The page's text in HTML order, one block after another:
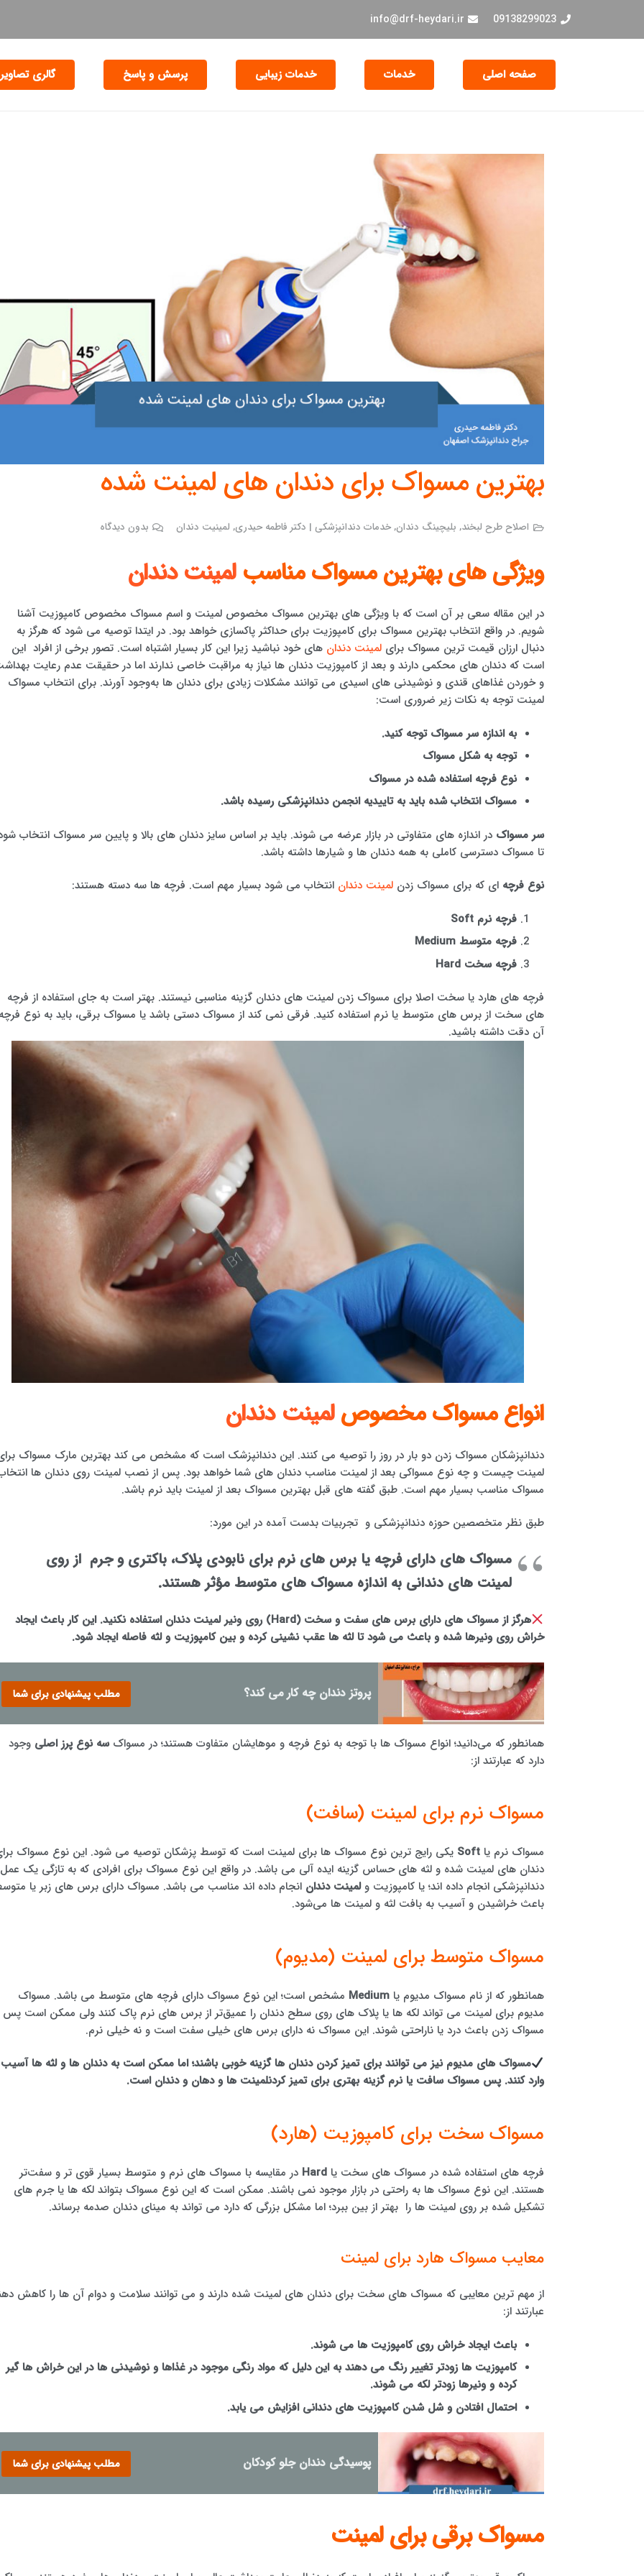
09138299023
info@drf-heydari.ir
صفحه اصلی خدمات خدمات زیبایی پرسش و پاسخ گالری تصاویر
بهترین مسواک برای دندان های لمینت شده
اصلاح طرح لبخند, بلیچینگ دندان,خدمات دندانپزشکی | دکتر فاطمه حیدری, لمینیت دندان بدون دیدگاه
ویژگی های بهترین مسواک مناسب لمینت دندان
در این مقاله سعی بر آن است که با ویژگی های بهترین مسواک مخصوص لمینت و اسم مسواک مخصوص کامپوزیت آشنا
شویم. در واقع انتخاب بهترین مسواک برای کامپوزیت برای حداکثر پاکسازی خواهد بود. در ایتدا توصیه می شود که هرگز به
دنبال ارزان قیمت ترین مسواک برایلمینت دندان های خود نباشید زیرا این کار بسیار اشتباه است. تصور برخی از افراد این
است که دندان های محکمی دارند و بعد از کامپوزیت دندان ها نیاز به مراقبت خاصی ندارند اما در حقیقت عدم رعایت
و خوردن غذاهای قندی و نوشیدنی های اسیدی می توانند مشکلات زیادی برای دندان ها به‌وجود آورند. برای انتخاب مسواک
لمینت توجه به نکات زیر ضروری است:
به اندازه سر مسواک توجه کنید.
توجه به شکل مسواک
نوع فرچه استفاده شده در مسواک
مسواک انتخاب شده باید به تاییدیه انجمن دندانپزشکی رسیده باشد.
سر مسواک در اندازه های متفاوتی در بازار عرضه می شوند. باید بر اساس سایز دندان های بالا و پایین سر مسواک انتخاب
تا مسواک دسترسی کاملی به همه دندان ها و شیارها داشته باشد.
نوع فرچه ای که برای مسواک زدنلمینت دندان انتخاب می شود بسیار مهم است. فرچه ها سه دسته هستند:
فرچه نرم Soft
فرچه متوسط Medium
فرچه سخت Hard
فرچه های هارد یا سخت اصلا برای مسواک زدن لمینت های دندان گزینه مناسبی نیستند. بهتر است به جای استفاده از فرچه
های سخت از برس های متوسط یا نرم استفاده کنید. فرقی نمی کند از مسواک دستی باشد یا مسواک برقی، باید به نوع
آن دقت داشته باشید.
انواع مسواک مخصوصلمینت دندان
دندانپزشکان مسواک زدن دو بار در روز را توصیه می کنند. این دندانپزشک است که مشخص می کند بهترین مارک مسواک
لمینت چیست و چه نوع مسواکی بعد از لمینت مناسب دندان های شما خواهد بود. پس از نصب لمینت روی دندان ها
مسواک مناسب بسیار مهم است. طبق گفته های قبل بهترین مسواک بعد از لمینت باید نرم باشد.
طبق نظر متخصصین حوزه دندانپزشکی و تجربیات بدست آمده در این مورد:
مسواک های دارای فرچه یا برس های نرم برای نابودی پلاک، باکتری و جرم از روی
لمینت های دندانی به اندازه مسواک های متوسط مؤثر هستند.
هرگز از مسواک های دارای برس های سفت و سخت (Hard) روی ونیر لمینت دندان استفاده نکنید. این کار باعث ایجاد
خراش روی ونیرها شده و باعث می شود تا لثه ها عقب نشینی کرده و بین کامپوزیت و لثه فاصله ایجاد شود.
پروتز دندان چه کار می کند؟ مطلب پیشنهادی برای شما
همانطور که می‌دانید؛ انواع مسواک ها با توجه به نوع فرچه و موهایشان متفاوت هستند؛ در مسواک سه ​​نوع پرز اصلی وجود
دارد که عبارتند از:
مسواک نرم برای لمینت (سافت)
مسواک نرم یاSoft یکی رایج ترین نوع مسواک ها برای لمینت است که توسط پزشکان توصیه می شود. این نوع مسواک
دندان های لمینت شده و لثه های حساس گزینه ایده آلی می باشد. در واقع این نوع مسواک برای افرادی که به تازگی یک عمل
دندانپزشکی انجام داده اند؛ یا کامپوزیت ولمینت دندان انجام داده اند مناسب می باشد. مسواک دارای برس های زبر یا
باعث خراشیدن و آسیب به بافت لثه و لمینت ها می‌شود.
مسواک متوسط برای لمینت (مدیوم)
همانطور که از نام مسواک مدیوم یاMedium مشخص است؛ این نوع مسواک دارای فرچه های متوسط می باشد. مسواک
مدیوم برای لمینت ​​می تواند لکه ها یا پلاک های روی سطح دندان را عمیق‌تر از برس های نرم پاک کنند ولی ممکن است پس
مسواک زدن باعث درد یا ناراحتی شوند. این مسواک نه دارای برس های خیلی سفت است و نه خیلی نرم.
مسواک های مدیوم نیز می توانند برای تمیز کردن دندان ها گزینه خوبی باشند؛ اما ممکن است به دندان ها و لثه ها آسیب
وارد کنند. پس مسواک سافت یا نرم گزینه بهتری برای تمیز کردنلمینت ها و دهان و دندان است.
مسواک سخت برای کامپوزیت (هارد)
فرچه های استفاده شده در مسواک های سخت یاHard در مقایسه با مسواک های نرم و متوسط بسیار قوی تر و سفت‌تر
هستند. این نوع مسواک ها به راحتی در بازار موجود نمی باشند. ممکن است که این نوع مسواک بتواند لکه ها یا جرم های
تشکیل شده بر روی لمینت ها را بهتر از بین ببرد؛ اما مشکل بزرگی که دارد می تواند به مینای دندان صدمه برساند.
معایب مسواک هارد برای لمینت
از مهم ترین معایبی که مسواک های سخت برای دندان های لمینت شده دارند و می توانند سلامت و دوام آن ها را کاهش
عبارتند از:
باعث ایجاد خراش روی کامپوزیت ها می شوند.
کامپوزیت ها زودتر تغییر رنگ می دهند به این دلیل که مواد رنگی موجود در غذاها و نوشیدنی ها در این خراش ها گیر
کرده و ونیرها زودتر لکه می شوند.
احتمال افتادن و شل شدن کامپوزیت های دندانی افزایش می یابد.
پوسیدگی دندان جلو کودکان مطلب پیشنهادی برای شما
مسواک برقی برای لمینت